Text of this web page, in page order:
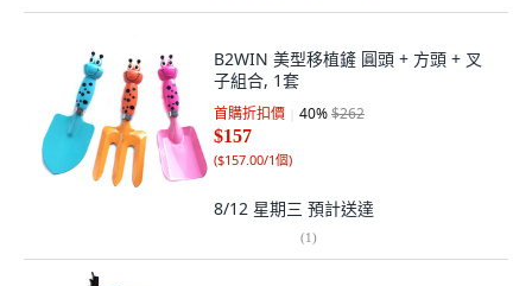
B2WIN 美型移植鏟 圓頭 + 方頭 + 叉
子組合, 1套
首購折扣價 40%$262
$157
($157.00/1個)
8/12 星期三 預計送達
(1)